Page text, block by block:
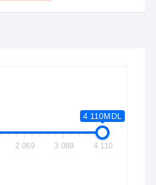
4 110MDL
2 069 3 089 4 110